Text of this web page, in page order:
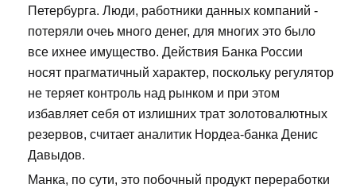
Петербурга. Люди, работники данных компаний -
потеряли очеь много денег, для многих это было
все ихнее имущество. Действия Банка России
носят прагматичный характер, поскольку регулятор
не теряет контроль над рынком и при этом
избавляет себя от излишних трат золотовалютных
резервов, считает аналитик Нордеа-банка Денис
Давыдов.
Манка, по сути, это побочный продукт переработки